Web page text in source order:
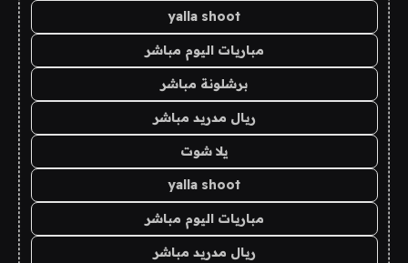
yalla shoot
مباريات اليوم مباشر
برشلونة مباشر
ريال مدريد مباشر
يلا شوت
yalla shoot
مباريات اليوم مباشر
ريال مدريد مباشر